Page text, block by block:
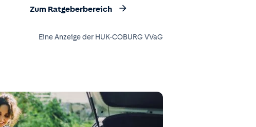
Zum Ratgeberbereich
Eine Anzeige der HUK-COBURG VVaG